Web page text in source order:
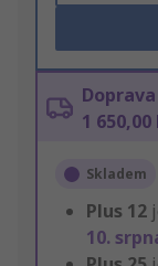
1 650,00
Skladem
Plus 12
10.